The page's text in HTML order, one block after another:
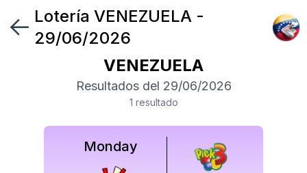
Síguenos
en
LoteríaVENEZUELA -
29/06/2026
VENEZUELA
Resultados del 29/06/2026
1 resultado
Monday